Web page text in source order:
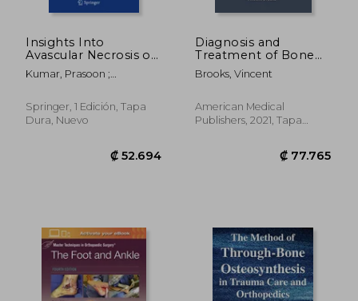
Insights Into
Avascular Necrosis of
the Femoral Head:
Learning for the
Professionals (en
Inglés)
Kumar, Prasoon ;
Kumar, Vishal
Springer, 1 Edición, Tapa
Dura, Nuevo
Diagnosis and
Treatment of Bone
and Joint Disorders
(en Inglés)
Brooks, Vincent
American Medical
Publishers, 2021, Tapa